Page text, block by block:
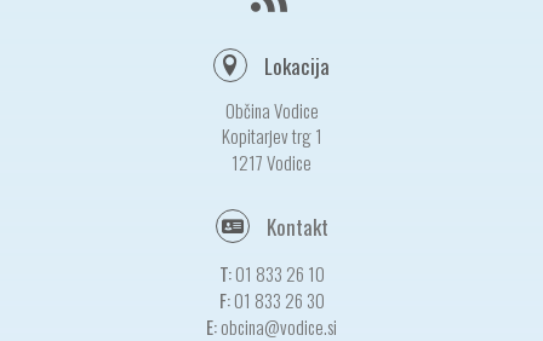
Lokacija
Občina Vodice
Kopitarjev trg 1
1217 Vodice
Kontakt
T: 01 833 26 10
F: 01 833 26 30
E:obcina@vodice.si